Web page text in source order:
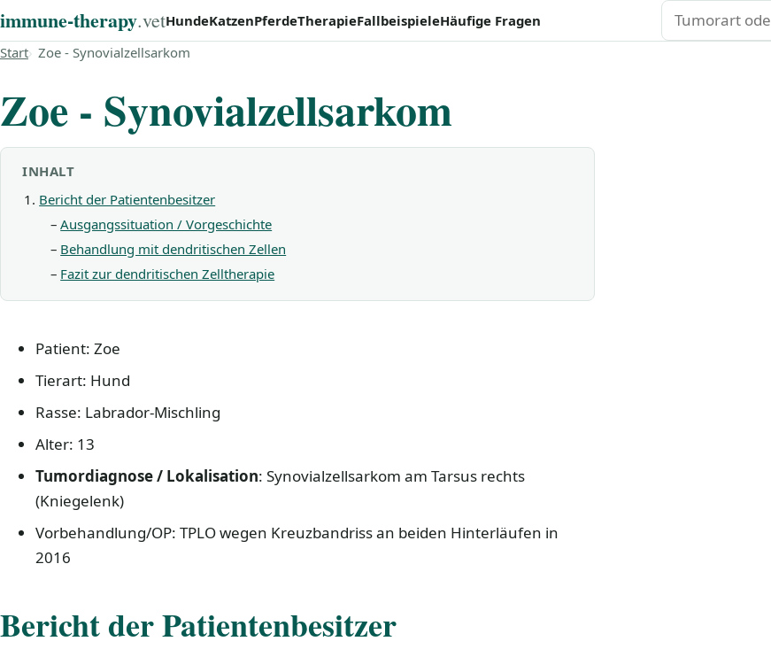
immune‑therapy.vetHundeKatzenPferdeTherapieFallbeispieleHäufige Fragen Suchen
Start Zoe - Synovialzellsarkom
Zoe - Synovialzellsarkom
INHALT
Bericht der Patientenbesitzer
Ausgangssituation / Vorgeschichte
Behandlung mit dendritischen Zellen
Fazit zur dendritischen Zelltherapie
Patient: Zoe
Tierart: Hund
Rasse: Labrador-Mischling
Alter: 13
Tumordiagnose / Lokalisation: Synovialzellsarkom am Tarsus rechts
(Kniegelenk)
Vorbehandlung/OP: TPLO wegen Kreuzbandriss an beiden Hinterläufen in
2016
Bericht der Patientenbesitzer